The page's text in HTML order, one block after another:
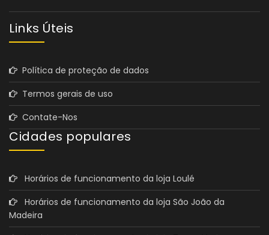
Links Úteis
Política de proteção de dados
Termos gerais de uso
Contate-Nos
Cidades populares
Horários de funcionamento da loja Loulé
Horários de funcionamento da loja São João da
Madeira